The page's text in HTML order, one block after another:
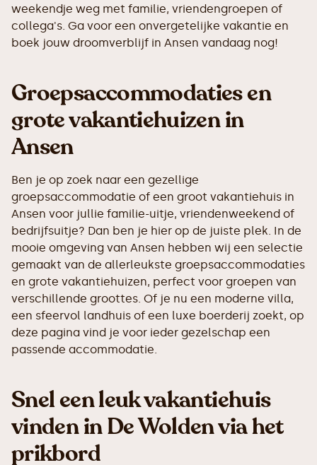
weekendje weg met familie, vriendengroepen of
collega's. Ga voor een onvergetelijke vakantie en
boek jouw droomverblijf in Ansen vandaag nog!
Groepsaccommodaties en
grote vakantiehuizen in
Ansen
Ben je op zoek naar een gezellige
groepsaccommodatie of een groot vakantiehuis in
Ansen voor jullie familie-uitje, vriendenweekend of
bedrijfsuitje? Dan ben je hier op de juiste plek. In de
mooie omgeving van Ansen hebben wij een selectie
gemaakt van de allerleukste groepsaccommodaties
en grote vakantiehuizen, perfect voor groepen van
verschillende groottes. Of je nu een moderne villa,
een sfeervol landhuis of een luxe boerderij zoekt, op
deze pagina vind je voor ieder gezelschap een
passende accommodatie.
Snel een leuk vakantiehuis
vinden in De Wolden via het
prikbord